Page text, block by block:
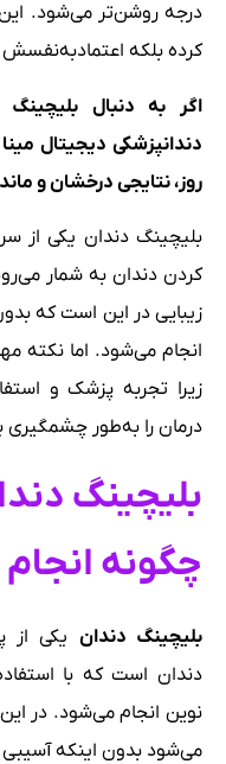
درجه روشن‌تر می‌شود. این
کرده بلکه اعتمادبه‌نفسش
اگر به دنبال
دندانپزشکی دیجیتال
روز، نتایجی درخشان و
بلیچینگ دندان یکی از
کردن دندان به شمار
زیبایی در این است که
انجام می‌شود. اما نکته
زیرا تجربه پزشک و
درمان را به‌طور چشمگیری
بلیچینگ
چگونه
بلیچینگ دندان یکی از
دندان است که با
نوین انجام می‌شود. در
می‌شود بدون اینکه آسیبی